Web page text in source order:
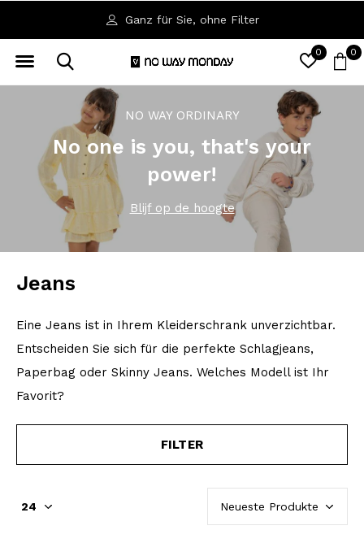
0 0
Ganz für Sie, ohne Filter
NO WAY ORDINARY
No one is you, that's your
power!
Blijf op de hoogte
Jeans
Eine Jeans ist in Ihrem Kleiderschrank unverzichtbar.
Entscheiden Sie sich für die perfekte Schlagjeans,
Paperbag oder Skinny Jeans. Welches Modell ist Ihr
Favorit?
FILTER